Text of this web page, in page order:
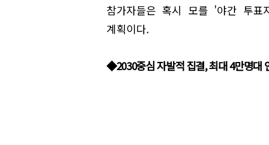
참가자들은 혹시 모를 '야간 투
계획이다.
◆2030중심 자발적 집결, 최대 4만명